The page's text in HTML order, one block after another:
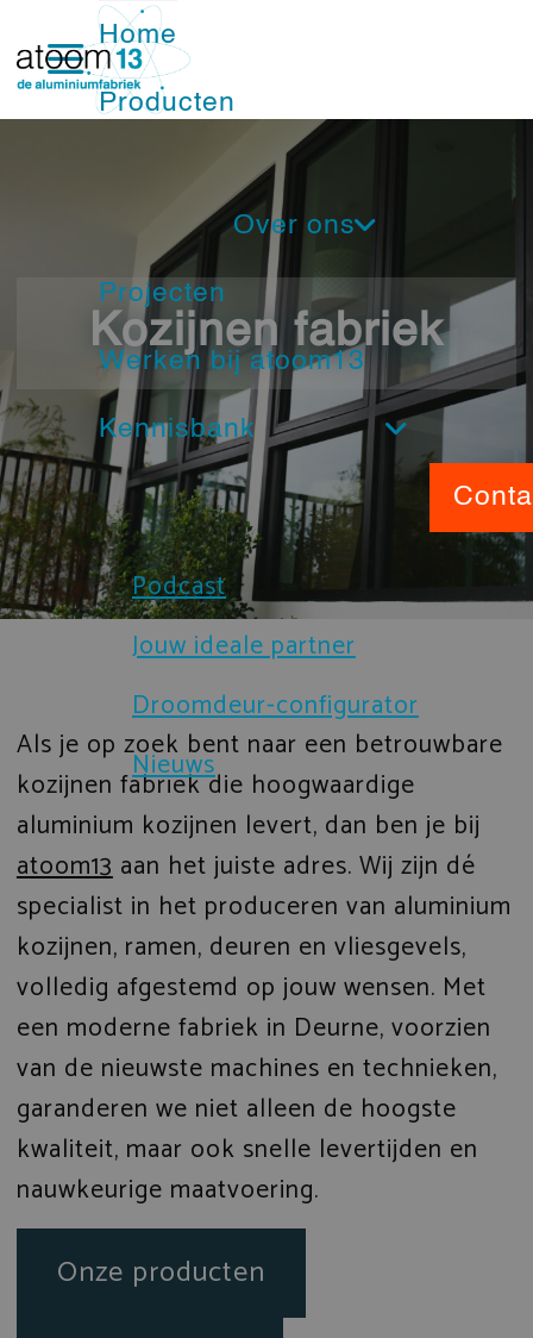
Home
Producten
Deuren
Schuifpuien
Vliesgevels
Nood- en vluchtdeuren
Brandwerende kozijnen
Sloten en beveiliging
Prefab gevelelementen
IsoStone dorpel voor aluminium
Droomdeur-configurator
Projecten
Over ons
Nieuwsbrief
Ons Team
Service
Showroom
Werken bij atoom13
Kennisbank
Beeldbank
Brochures
Certificaten
Technische documenten
Verduurzaming
Podcast
Jouw ideale partner
Droomdeur-configurator
Nieuws
Kozijnen fabriek
Als je op zoek bent naar een betrouwbare
kozijnen fabriek die hoogwaardige
aluminium kozijnen levert, dan ben je bij
atoom13aan het juiste adres. Wij zijn dé
specialist in het produceren van aluminium
kozijnen, ramen, deuren en vliesgevels,
volledig afgestemd op jouw wensen. Met
een moderne fabriek in Deurne, voorzien
van de nieuwste machines en technieken,
garanderen we niet alleen de hoogste
kwaliteit, maar ook snelle levertijden en
nauwkeurige maatvoering.
Onze producten